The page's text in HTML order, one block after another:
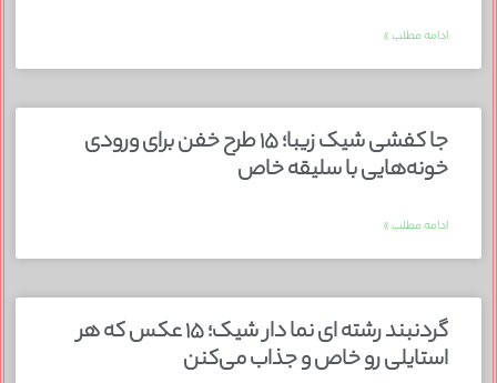
ادامه مطلب »
جا کفشی شیک زیبا؛ ۱۵ طرح خفن برای ورودی
خونه‌هایی با سلیقه خاص
ادامه مطلب »
گردنبند رشته ای نما دار شیک؛ ۱۵ عکس که هر
استایلی رو خاص و جذاب می‌کنن